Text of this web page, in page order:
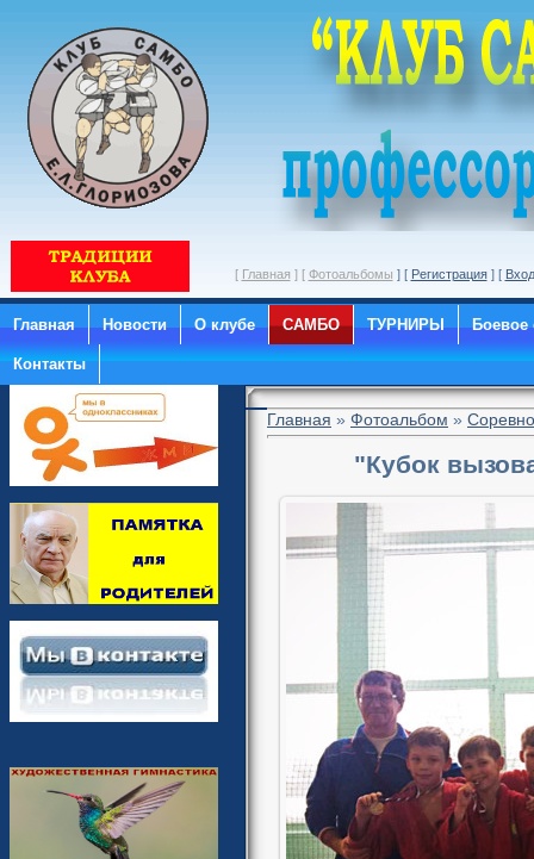
[ Главная ] [ Фотоальбомы ] [ Регистрация] [ Вход
Главная Новости О клубе САМБО ТУРНИРЫ Боевое
Контакты
Главная » Фотоальбом »
"Кубок